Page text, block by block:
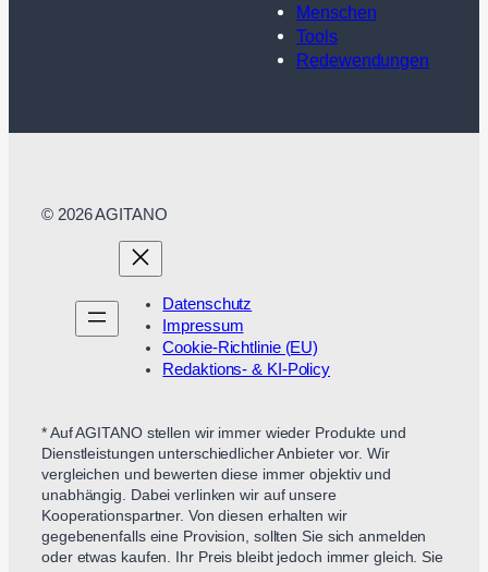
Menschen
Tools
Redewendungen
© 2026 AGITANO
Datenschutz
Impressum
Cookie-Richtlinie (EU)
Redaktions- & KI-Policy
* Auf AGITANO stellen wir immer wieder Produkte und
Dienstleistungen unterschiedlicher Anbieter vor. Wir
vergleichen und bewerten diese immer objektiv und
unabhängig. Dabei verlinken wir auf unsere
Kooperationspartner. Von diesen erhalten wir
gegebenenfalls eine Provision, sollten Sie sich anmelden
oder etwas kaufen. Ihr Preis bleibt jedoch immer gleich. Sie